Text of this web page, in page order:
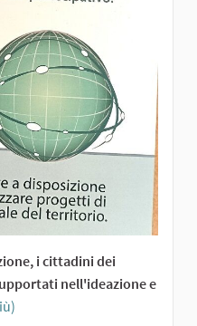
i cittadini dei
nell'ideazione e